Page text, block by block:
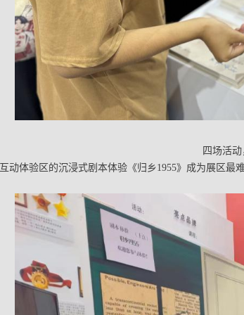
四场活
互动体验区的沉浸式剧本体验《归乡1955》成为展区